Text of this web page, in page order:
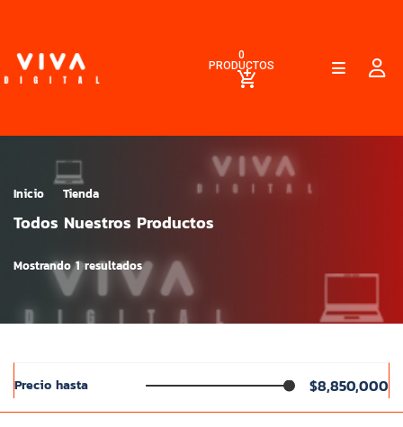
0
PRODUCTOS
Inicio Tienda
Todos Nuestros Productos
Mostrando 1 resultados
Precio hasta $8,850,000